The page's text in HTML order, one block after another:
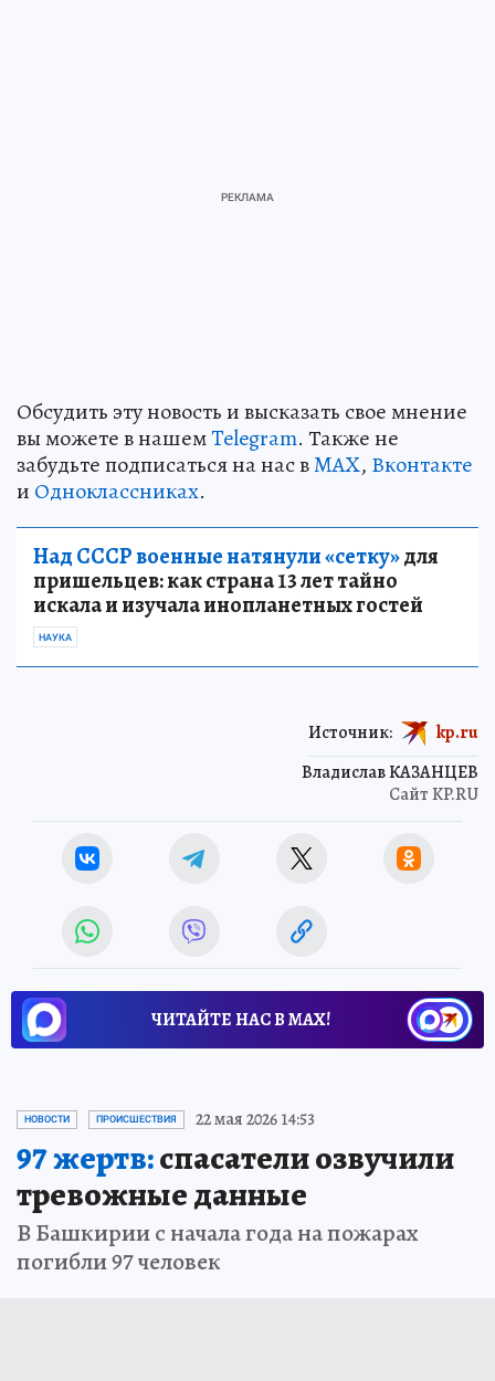
Обсудить эту новость и высказать свое мнение
вы можете в нашемTelegram. Также не
забудьте подписаться на нас вMAX, Вконтакте
и Одноклассниках.
Над СССР военные натянули «сетку»для
пришельцев: как страна 13 лет тайно
искала и изучала инопланетных гостей
НАУКА
Владислав КАЗАНЦЕВ
Сайт KP.RU
Источник: kp.ru
ЧИТАЙТЕ НАС В МАХ!
НОВОСТИ ПРОИСШЕСТВИЯ 22 мая 2026 14:53
97 жертв:спасатели озвучили
тревожные данные
В Башкирии с начала года на пожарах
погибли 97 человек